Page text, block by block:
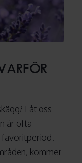
Låt oss
är ofta
favoritperiod.
kommer